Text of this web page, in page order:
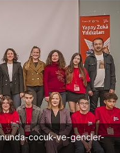
cocuk-ve-gencler-